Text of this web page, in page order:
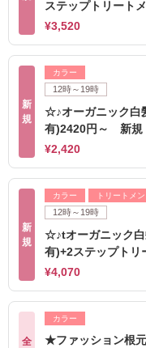
ステップトリート
¥3,520
新
規
カラー
12時～19時
☆♪オーガニック白
有)2420円～ 新規
¥2,420
新
規
カラー トリートメン
12時～19時
☆♪tオーガニック
有)+2ステップトリ
¥4,070
全
カラー
★ファッション根